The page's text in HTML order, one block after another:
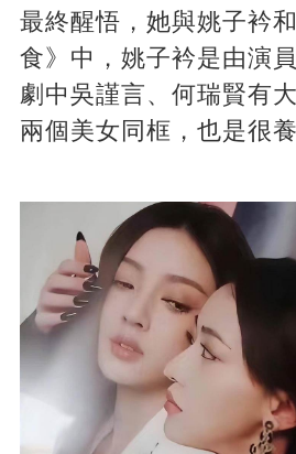
最終醒悟，她與姚子衿
食》中，姚子衿是由演
劇中吳謹言、何瑞賢有
兩個美女同框，也是很養